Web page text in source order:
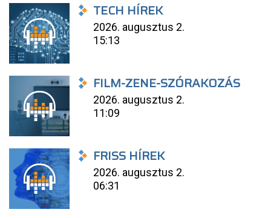
TECH HÍREK
2026. augusztus 2.
15:13
FILM-ZENE-SZÓRAKOZÁS
2026. augusztus 2.
11:09
FRISS HÍREK
2026. augusztus 2.
06:31